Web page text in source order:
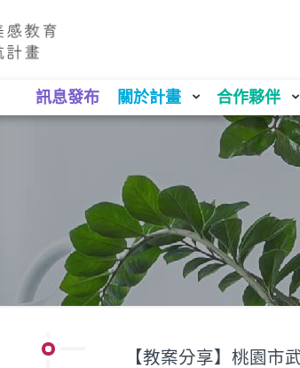
訊息發布 關於計畫 合作夥伴
【教案分享】桃園市